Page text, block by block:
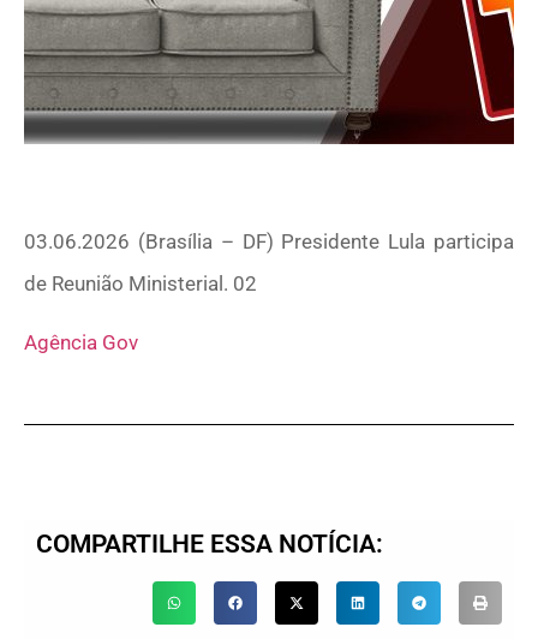
03.06.2026 (Brasília – DF) Presidente Lula participa
de Reunião Ministerial. 02
Agência Gov
COMPARTILHE ESSA NOTÍCIA: